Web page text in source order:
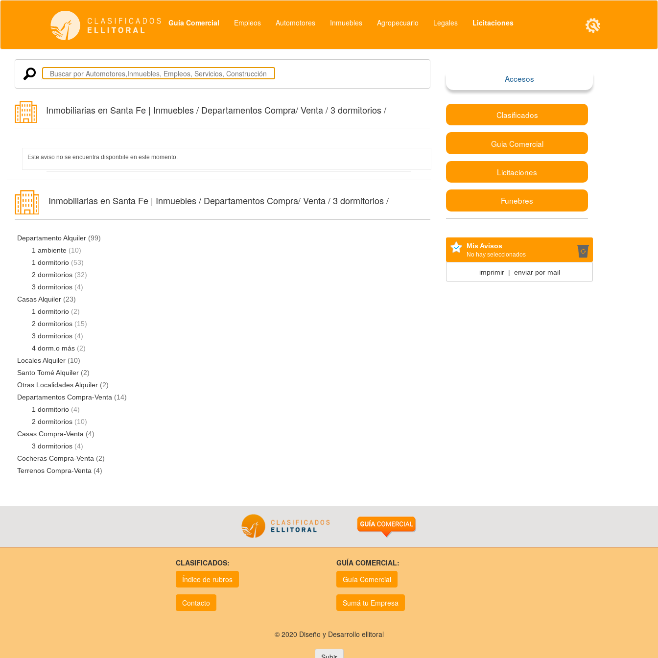
Guía Comercial Empleos Automotores Inmuebles Agropecuario Legales Licitaciones
Inmobiliarias en Santa Fe | Inmuebles / Departamentos Compra/ Venta / 3 dormitorios /
Este aviso no se encuentra disponbile en este momento.
Inmobiliarias en Santa Fe | Inmuebles / Departamentos Compra/ Venta / 3 dormitorios /
Departamento Alquiler (99)
1 ambiente (10)
1 dormitorio (53)
2 dormitorios (32)
3 dormitorios (4)
Casas Alquiler (23)
1 dormitorio (2)
2 dormitorios (15)
3 dormitorios (4)
4 dorm.o más (2)
Locales Alquiler (10)
Santo Tomé Alquiler (2)
Otras Localidades Alquiler (2)
Departamentos Compra-Venta (14)
1 dormitorio (4)
2 dormitorios (10)
Casas Compra-Venta (4)
3 dormitorios (4)
Cocheras Compra-Venta (2)
Terrenos Compra-Venta (4)
Accesos
Clasificados
Guia Comercial
Licitaciones
Funebres
Mis Avisos
No hay seleccionados
imprimir| enviar por mail
CLASIFICADOS:
Índice de rubros
Contacto
GUÍA COMERCIAL:
Guía Comercial
Sumá tu Empresa
© 2020 Diseño y Desarrollo ellitoral